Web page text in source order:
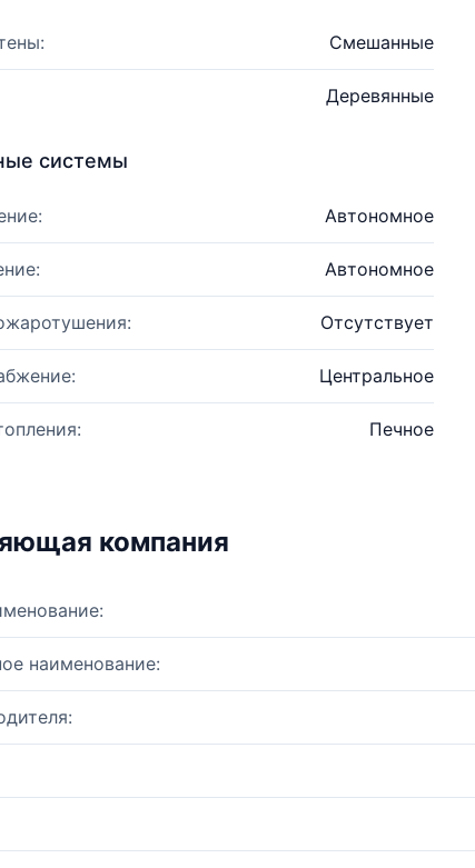
Смешанные
Деревянные
системы
Автономное
Автономное
Отсутствует
Центральное
Печное
компания
наименование: